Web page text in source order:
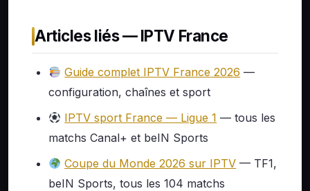
Articles liés — IPTV France
Guide complet IPTV France 2026 —
configuration, chaînes et sport
IPTV sport France — Ligue 1 — tous les
matchs Canal+ et beIN Sports
Coupe du Monde 2026 sur IPTV — TF1,
beIN Sports, tous les 104 matchs